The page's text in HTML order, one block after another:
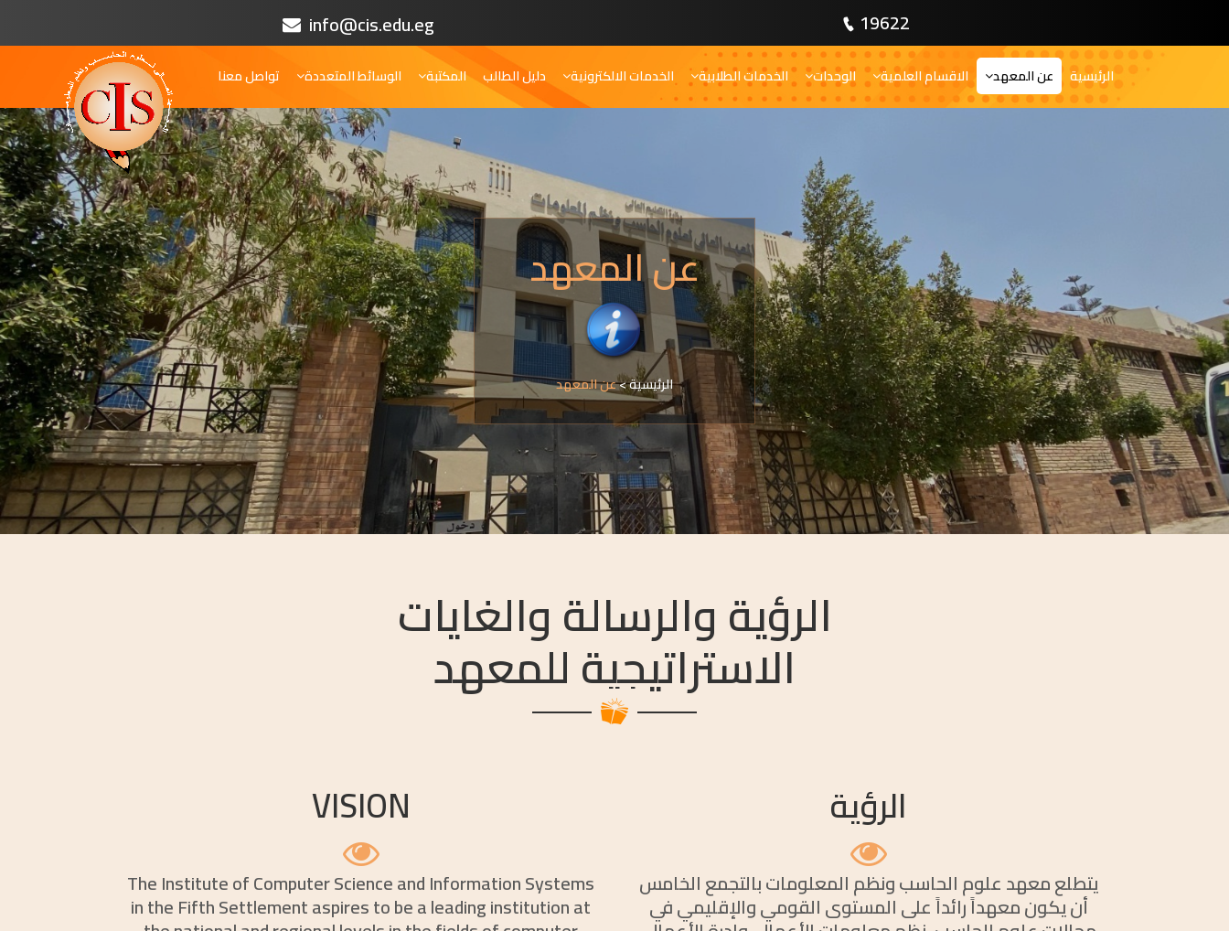
19622
info@cis.edu.eg
الرئيسية عن المعهد الاقسام العلمية الوحدات الخدمات الطلابية الخدمات الالكترونية دليل الطالب المكتبة الوسائط المتعددة تواصل معنا
عن المعهد
الرئيسية>عن المعهد
الرؤية والرسالة والغايات
الاستراتيجية للمعهد
الرؤية
يتطلع معهد علوم الحاسب ونظم المعلومات بالتجمع الخامس
أن يكون معهداً رائداً على المستوى القومي والإقليمي في
VISION
The Institute of Computer Science and Information Systems
in the Fifth Settlement aspires to be a leading institution at